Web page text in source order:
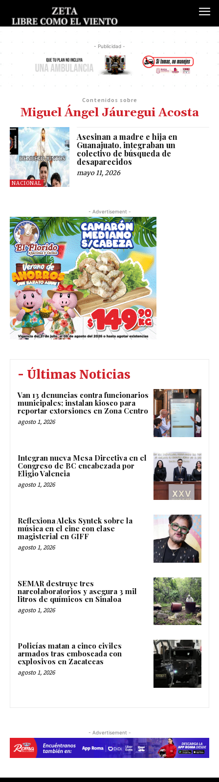
- Publicidad -
Contenidos sobre
Miguel Ángel Jáuregui Acosta
NACIONAL
Asesinan a madre e hija en
Guanajuato, integraban un
colectivo de búsqueda de
desaparecidos
mayo 11, 2026
- Advertisement -
- Últimas Noticias
Van 13 denuncias contra funcionarios
municipales; instalan kiosco para
reportar extorsiones en Zona Centro
agosto 1, 2026
Integran nueva Mesa Directiva en el
Congreso de BC encabezada por
Eligio Valencia
agosto 1, 2026
Reflexiona Aleks Syntek sobre la
música en el cine con clase
magisterial en GIFF
agosto 1, 2026
SEMAR destruye tres
narcolaboratorios y asegura 3 mil
litros de químicos en Sinaloa
agosto 1, 2026
Policías matan a cinco civiles
armados tras emboscada con
explosivos en Zacatecas
agosto 1, 2026
- Advertisement -